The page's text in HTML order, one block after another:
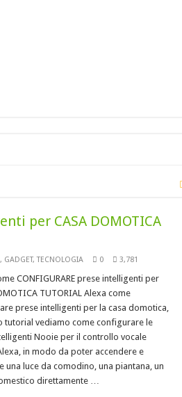
per CASA DOMOTICA
, GADGET,TECNOLOGIA 0 3,781
CONFIGURARE prese intelligenti per
TUTORIAL Alexa come
prese intelligenti per la casa domotica,
tutorial vediamo come configurare le
Nooie per il controllo vocale
in modo da poter accendere e
una luce da comodino, una piantana, un
direttamente …